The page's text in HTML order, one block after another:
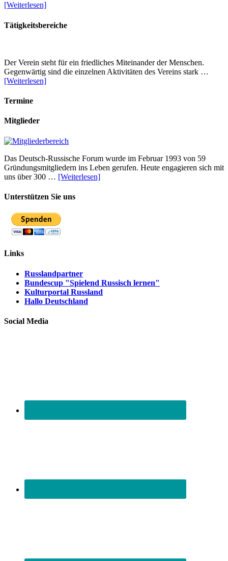
[Weiterlesen]
Tätigkeitsbereiche
Der Verein steht für ein friedliches Miteinander der Menschen.
Gegenwärtig sind die einzelnen Aktivitäten des Vereins stark …
[Weiterlesen]
Termine
Mitglieder
Das Deutsch-Russische Forum wurde im Februar 1993 von 59
Gründungsmitgliedern ins Leben gerufen. Heute engagieren sich mit
uns über 300 … [Weiterlesen]
Unterstützen Sie uns
Links
Russlandpartner
Bundescup "Spielend Russisch lernen"
Kulturportal Russland
Hallo Deutschland
Social Media